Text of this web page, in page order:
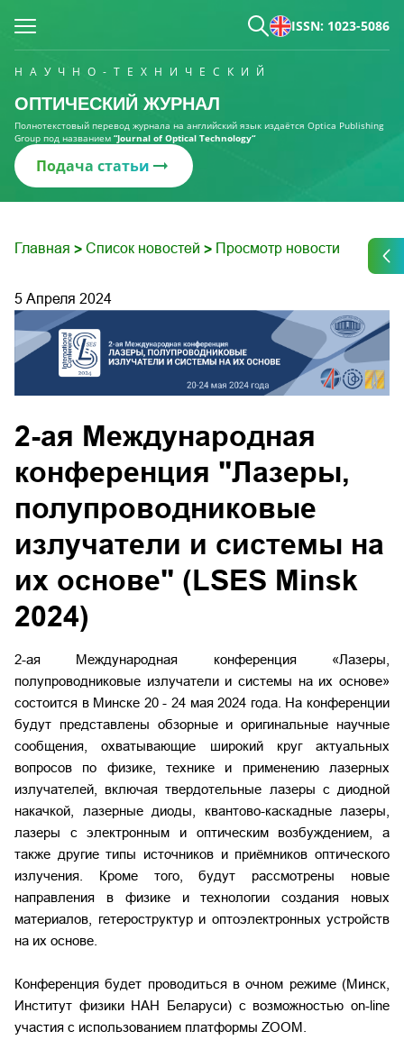
ISSN: 1023-5086
НАУЧНО-ТЕХНИЧЕСКИЙ
ОПТИЧЕСКИЙ ЖУРНАЛ
Полнотекстовый перевод журнала на английский язык издаётся Optica Publishing
Group под названием “Journal of Optical Technology“
Подача статьи
Главная > Список новостей > Просмотр новости
5 Апреля 2024
2-ая Международная
конференция "Лазеры,
полупроводниковые
излучатели и системы на
их основе" (LSES Minsk
2024)
2-ая Международная конференция «Лазеры,
полупроводниковые излучатели и системы на их основе»
состоится в Минске 20 - 24 мая 2024 года. На конференции
будут представлены обзорные и оригинальные научные
сообщения, охватывающие широкий круг актуальных
вопросов по физике, технике и применению лазерных
излучателей, включая твердотельные лазеры с диодной
накачкой, лазерные диоды, квантово-каскадные лазеры,
лазеры с электронным и оптическим возбуждением, а
также другие типы источников и приёмников оптического
излучения. Кроме того, будут рассмотрены новые
направления в физике и технологии создания новых
материалов, гетероструктур и оптоэлектронных устройств
на их основе.
Конференция будет проводиться в очном режиме (Минск,
Институт физики НАН Беларуси) с возможностью on-line
участия с использованием платформы ZOOM.